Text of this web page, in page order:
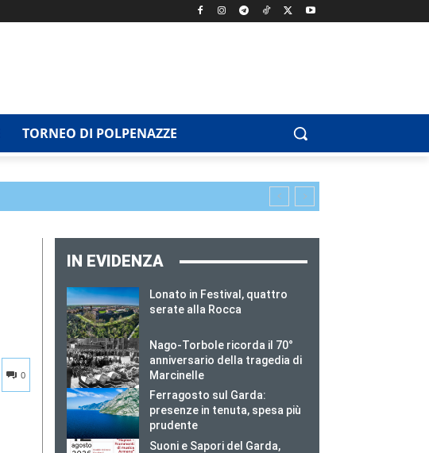
TORNEO DI POLPENAZZE
0
IN EVIDENZA
Lonato in Festival, quattro
serate alla Rocca
Nago-Torbole ricorda il 70°
anniversario della tragedia di
Marcinelle
Ferragosto sul Garda:
presenze in tenuta, spesa più
prudente
Suoni e Sapori del Garda,